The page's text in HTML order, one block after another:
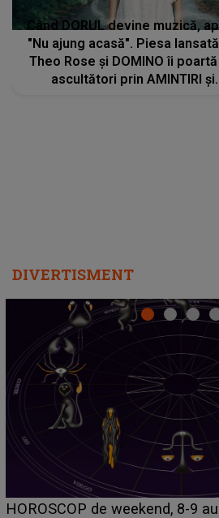
Când DORUL devine muzică,
"Nu ajung acasă". Piesa
Theo Rose și DOMINO îi
ascultători prin AMINTIRI și
DIVERTISMENT
Emanuel a ținut ACEST